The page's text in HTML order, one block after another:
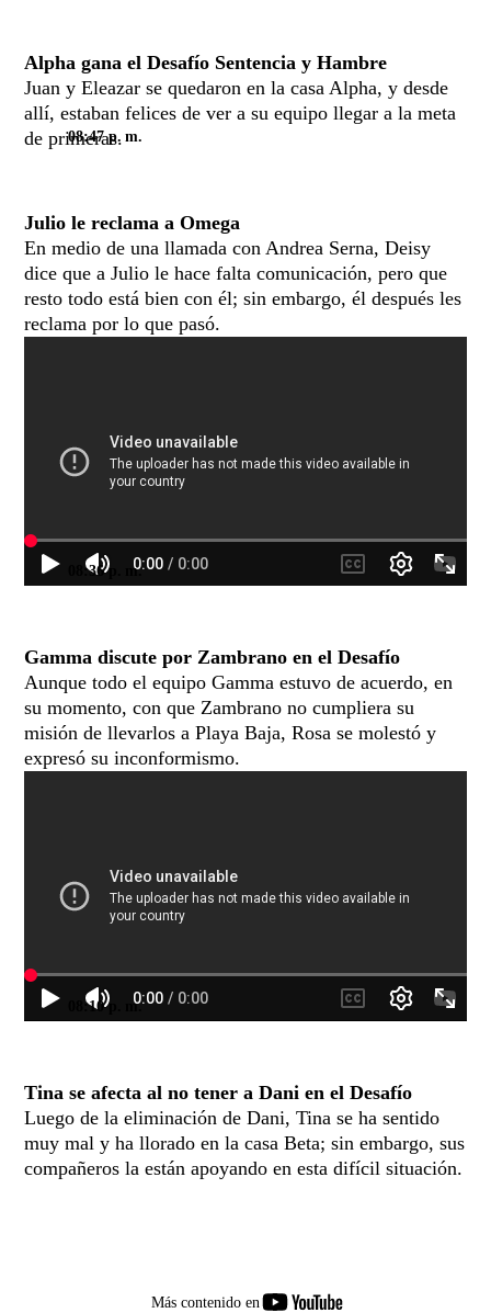
Alpha gana el Desafío Sentencia y Hambre
Juan y Eleazar se quedaron en la casa Alpha, y desde
allí, estaban felices de ver a su equipo llegar a la meta
de primeras.
08:47 p. m.
Julio le reclama a Omega
En medio de una llamada con Andrea Serna, Deisy
dice que a Julio le hace falta comunicación, pero que
resto todo está bien con él; sin embargo, él después les
reclama por lo que pasó.
08:36 p. m.
Gamma discute por Zambrano en el Desafío
Aunque todo el equipo Gamma estuvo de acuerdo, en
su momento, con que Zambrano no cumpliera su
misión de llevarlos a Playa Baja, Rosa se molestó y
expresó su inconformismo.
08:10 p. m.
Tina se afecta al no tener a Dani en el Desafío
Luego de la eliminación de Dani, Tina se ha sentido
muy mal y ha llorado en la casa Beta; sin embargo, sus
compañeros la están apoyando en esta difícil situación.
Más contenido en youtube-